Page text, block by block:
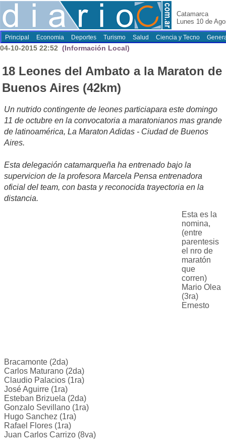
Catamarca
Lunes 10 de
Principal Economia Deportes Turismo Salud Ciencia y Tecno
04-10-2015 22:52 (Información Local)
18 Leones del Ambato a la Maraton de
Buenos Aires (42km)
Un nutrido contingente de leones particiapara este domingo
11 de octubre en la convocatoria a maratonianos mas grande
de latinoamérica, La Maraton Adidas - Ciudad de Buenos
Aires.
Esta delegación catamarqueña ha entrenado bajo la
supervicion de la profesora Marcela Pensa entrenadora
oficial del team, con basta y reconocida trayectoria en la
distancia.
Esta es la
nomina,
(entre
parentesis
el nro de
maratón
que
corren)
Mario Olea
(3ra)
Ernesto
Bracamonte (2da)
Carlos Maturano (2da)
Claudio Palacios (1ra)
José Aguirre (1ra)
Esteban Brizuela (2da)
Gonzalo Sevillano (1ra)
Hugo Sanchez (1ra)
Rafael Flores (1ra)
Juan Carlos Carrizo (8va)